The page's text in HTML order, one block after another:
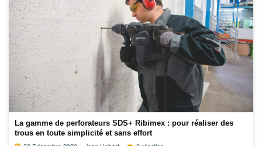
La gamme de perforateurs SDS+ Ribimex : pour réaliser des
trous en toute simplicité et sans effort